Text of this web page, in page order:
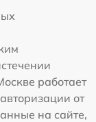
работает
от
на сайте,